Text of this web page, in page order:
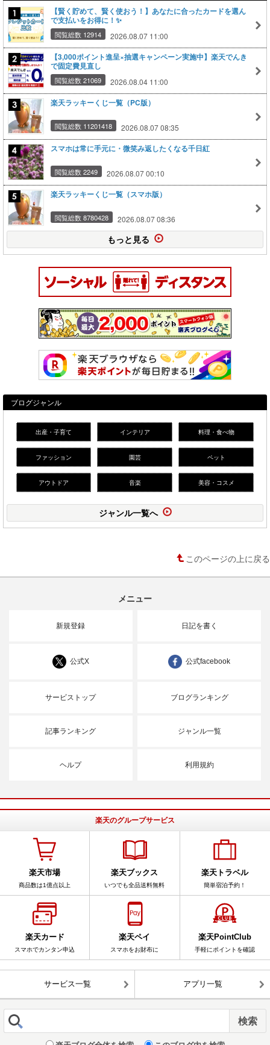
【賢く貯めて、賢く使おう！】あなたに合ったカードを選ん
で支払いをお得に！✨
閲覧総数 12914 2026.08.07 11:00
【3,000ポイント進呈×抽選キャンペーン実施中】楽天でんき
で固定費見直し
閲覧総数 21069 2026.08.04 11:00
楽天ラッキーくじ一覧（PC版）
閲覧総数 11201418 2026.08.07 08:35
スマホは常に手元に・微笑み返したくなる千日紅
閲覧総数 2249 2026.08.07 00:10
楽天ラッキーくじ一覧（スマホ版）
閲覧総数 8780428 2026.08.07 08:36
もっと見る
ブログジャンル
出産・子育て インテリア 料理・食べ物
ファッション 園芸 ペット
アウトドア 音楽 美容・コスメ
ジャンル一覧へ
このページの上に戻る
メニュー
新規登録 日記を書く
公式X 公式facebook
サービストップ ブログランキング
記事ランキング ジャンル一覧
ヘルプ 利用規約
楽天のグループサービス
楽天市場
商品数は1億点以上
楽天ブックス
いつでも全品送料無料
楽天トラベル
簡単宿泊予約！
楽天カード
スマホでカンタン申込
楽天ペイ
スマホをお財布に
楽天PointClub
手軽にポイントを確認
サービス一覧 アプリ一覧